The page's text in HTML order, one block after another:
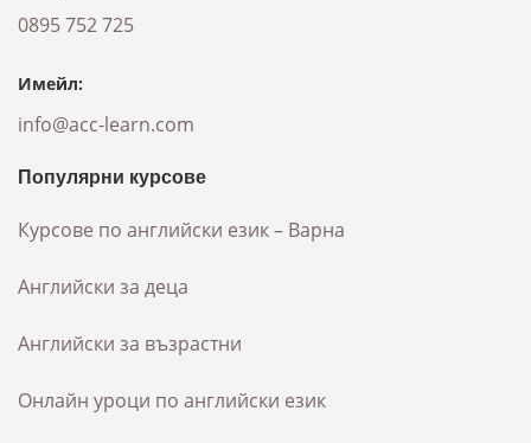
0895 752 725
Имейл:
info@acc-learn.com
Популярни курсове
Курсове по английски език – Варна
Английски за деца
Английски за възрастни
Онлайн уроци по английски език